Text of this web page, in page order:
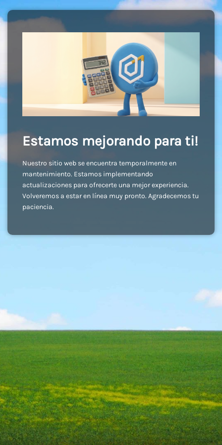
Estamos mejorando para ti!
Nuestro sitio web se encuentra temporalmente en
mantenimiento. Estamos implementando
actualizaciones para ofrecerte una mejor experiencia.
Volveremos a estar en línea muy pronto. Agradecemos tu
paciencia.